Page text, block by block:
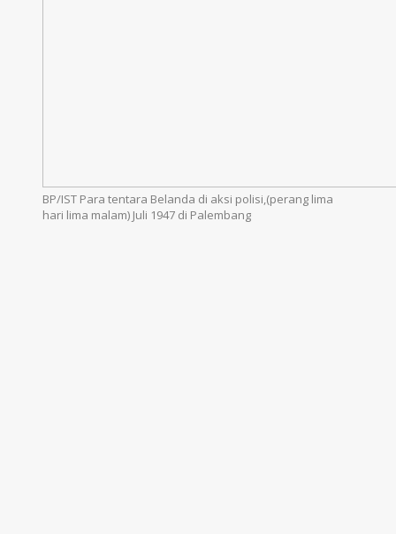
BP/IST Para tentara Belanda di aksi polisi,(perang lima
hari lima malam) Juli 1947 di Palembang